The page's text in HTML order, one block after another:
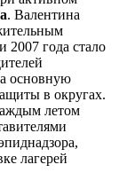
. Валентина
2007 года стало
основную
в округах.
летом
лагерей